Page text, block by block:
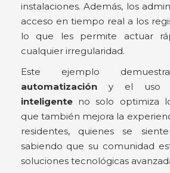
instalaciones. Además, los
acceso en tiempo real a los
lo que les permite actuar
cualquier irregularidad.
Este ejemplo
automatizacióny el uso
inteligenteno solo optimiza
que también mejora la
residentes, quienes se
sabiendo que su comunidad
soluciones tecnológicas